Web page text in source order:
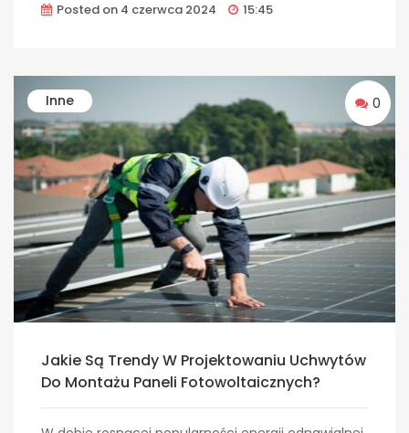
Posted on 4 czerwca 2024 15:45
Inne 0
Jakie Są Trendy W Projektowaniu Uchwytów
Do Montażu Paneli Fotowoltaicznych?